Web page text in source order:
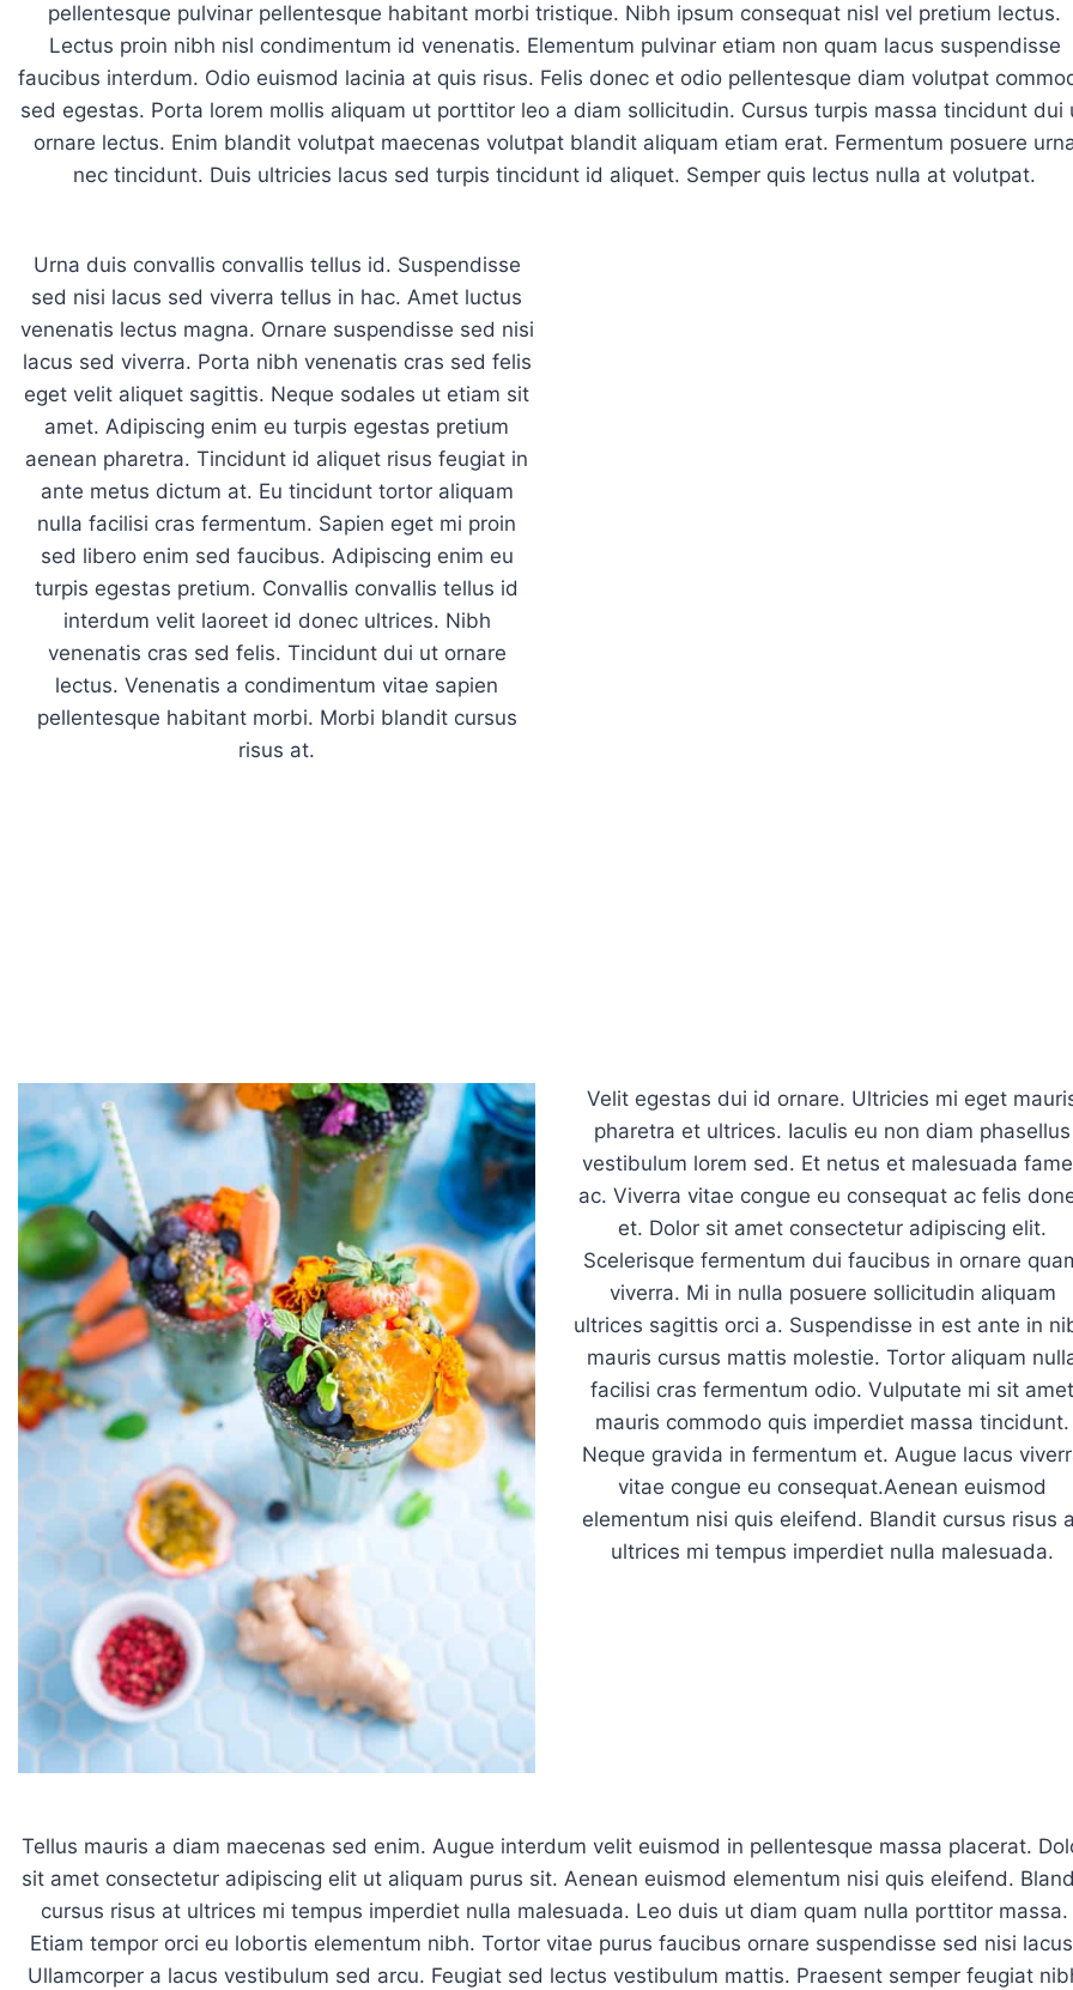
pellentesque pulvinar pellentesque habitant morbi tristique. Nibh ipsum consequat nisl vel pretium lectus.
Lectus proin nibh nisl condimentum id venenatis. Elementum pulvinar etiam non quam lacus suspendisse
faucibus interdum. Odio euismod lacinia at quis risus. Felis donec et odio pellentesque diam volutpat
sed egestas. Porta lorem mollis aliquam ut porttitor leo a diam sollicitudin. Cursus turpis massa tincidunt dui
ornare lectus. Enim blandit volutpat maecenas volutpat blandit aliquam etiam erat. Fermentum posuere
nec tincidunt. Duis ultricies lacus sed turpis tincidunt id aliquet. Semper quis lectus nulla at volutpat.
Urna duis convallis convallis tellus id. Suspendisse
sed nisi lacus sed viverra tellus in hac. Amet luctus
venenatis lectus magna. Ornare suspendisse sed nisi
lacus sed viverra. Porta nibh venenatis cras sed felis
eget velit aliquet sagittis. Neque sodales ut etiam sit
amet. Adipiscing enim eu turpis egestas pretium
aenean pharetra. Tincidunt id aliquet risus feugiat in
ante metus dictum at. Eu tincidunt tortor aliquam
nulla facilisi cras fermentum. Sapien eget mi proin
sed libero enim sed faucibus. Adipiscing enim eu
turpis egestas pretium. Convallis convallis tellus id
interdum velit laoreet id donec ultrices. Nibh
venenatis cras sed felis. Tincidunt dui ut ornare
lectus. Venenatis a condimentum vitae sapien
pellentesque habitant morbi. Morbi blandit cursus
risus at.
Velit egestas dui id ornare. Ultricies mi eget
pharetra et ultrices. Iaculis eu non diam phasellus
vestibulum lorem sed. Et netus et malesuada
ac. Viverra vitae congue eu consequat ac felis
et. Dolor sit amet consectetur adipiscing elit.
Scelerisque fermentum dui faucibus in ornare
viverra. Mi in nulla posuere sollicitudin aliquam
ultrices sagittis orci a. Suspendisse in est ante in
mauris cursus mattis molestie. Tortor aliquam
facilisi cras fermentum odio. Vulputate mi sit
mauris commodo quis imperdiet massa tincidunt.
Neque gravida in fermentum et. Augue lacus
vitae congue eu consequat.Aenean euismod
elementum nisi quis eleifend. Blandit cursus risus
ultrices mi tempus imperdiet nulla malesuada.
Tellus mauris a diam maecenas sed enim. Augue interdum velit euismod in pellentesque massa placerat.
sit amet consectetur adipiscing elit ut aliquam purus sit. Aenean euismod elementum nisi quis eleifend.
cursus risus at ultrices mi tempus imperdiet nulla malesuada. Leo duis ut diam quam nulla porttitor massa.
Etiam tempor orci eu lobortis elementum nibh. Tortor vitae purus faucibus ornare suspendisse sed nisi
Ullamcorper a lacus vestibulum sed arcu. Feugiat sed lectus vestibulum mattis. Praesent semper feugiat